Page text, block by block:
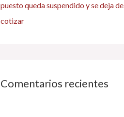
puesto queda suspendido y se deja de
cotizar
Comentarios recientes